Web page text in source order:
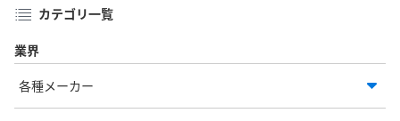
カテゴリ一覧
業界
各種メーカー